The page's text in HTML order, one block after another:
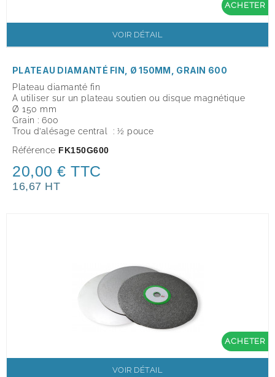
ACHETER
VOIR DÉTAIL
PLATEAU DIAMANTÉ FIN, Ø 150MM, GRAIN 600
Plateau diamanté fin
A utiliser sur un plateau soutien ou disque magnétique
Ø 150 mm
Grain : 600
Trou d’alésage central : ½ pouce
Référence FK150G600
20,00 € TTC
16,67 HT
ACHETER
VOIR DÉTAIL